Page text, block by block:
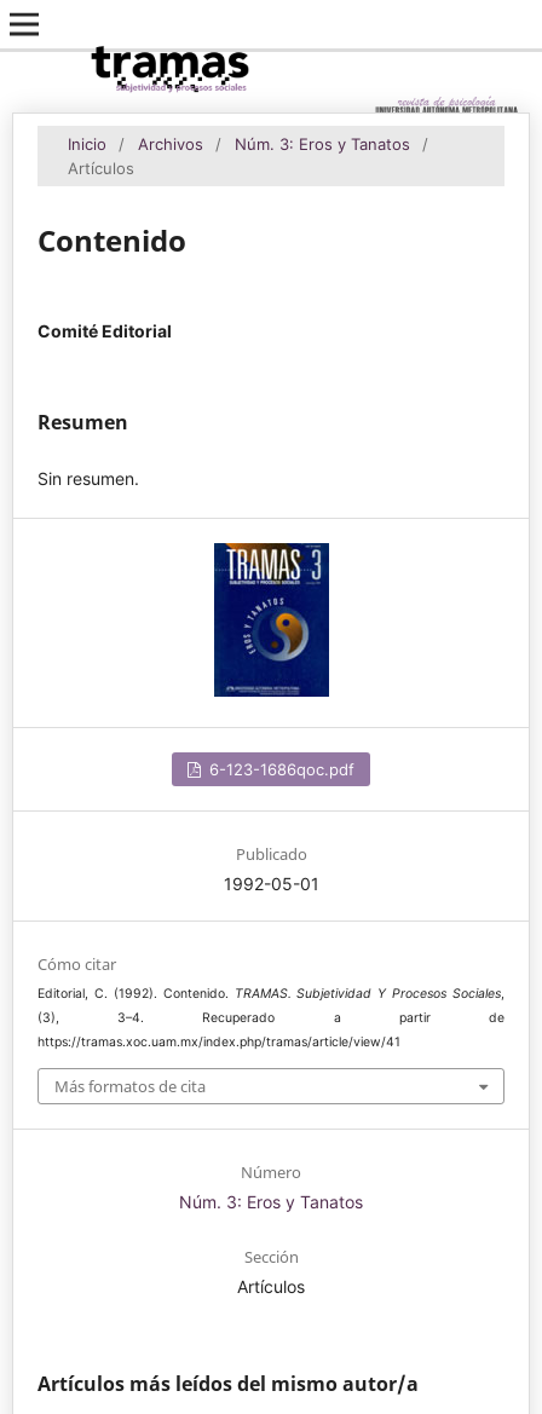
Inicio / Archivos / Núm. 3: Eros y Tanatos
/
Artículos
Contenido
Comité Editorial
Resumen
Sin resumen.
6-123-1686qoc.pdf
Publicado
1992-05-01
Cómo citar
Editorial, C. (1992). Contenido. TRAMAS. Subjetividad Y Procesos Sociales,
(3), 3–4. Recuperado a partir de
https://tramas.xoc.uam.mx/index.php/tramas/article/view/41
Más formatos de cita
Número
Núm. 3: Eros y Tanatos
Sección
Artículos
Artículos más leídos del mismo autor/a